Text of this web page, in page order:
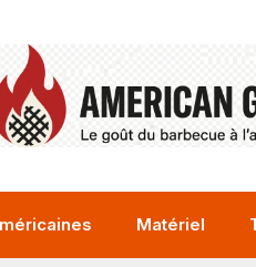
Matériel